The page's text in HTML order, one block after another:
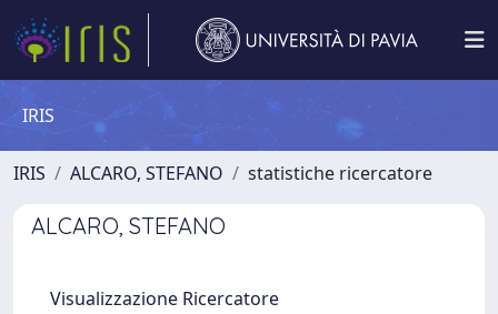
IRIS
IRIS ALCARO, STEFANO statistiche ricercatore
ALCARO, STEFANO
Visualizzazione Ricercatore